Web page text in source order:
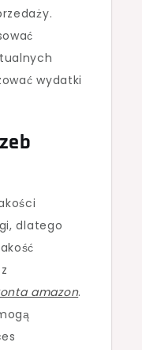
wydatki
dlatego
amazon.